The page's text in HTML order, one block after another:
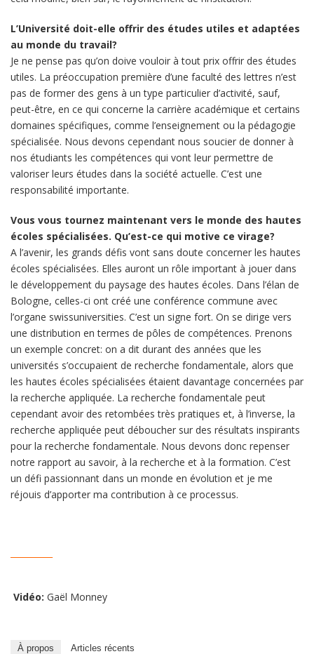
L’Université doit-elle offrir des études utiles et adaptées
au monde du travail?
Je ne pense pas qu’on doive vouloir à tout prix offrir des études
utiles. La préoccupation première d’une faculté des lettres n’est
pas de former des gens à un type particulier d’activité, sauf,
peut-être, en ce qui concerne la carrière académique et certains
domaines spécifiques, comme l’enseignement ou la pédagogie
spécialisée. Nous devons cependant nous soucier de donner à
nos étudiants les compétences qui vont leur permettre de
valoriser leurs études dans la société actuelle. C’est une
responsabilité importante.
Vous vous tournez maintenant vers le monde des hautes
écoles spécialisées. Qu’est-ce qui motive ce virage?
A l’avenir, les grands défis vont sans doute concerner les hautes
écoles spécialisées. Elles auront un rôle important à jouer dans
le développement du paysage des hautes écoles. Dans l’élan de
Bologne, celles-ci ont créé une conférence commune avec
l’organe swissuniversities. C’est un signe fort. On se dirige vers
une distribution en termes de pôles de compétences. Prenons
un exemple concret: on a dit durant des années que les
universités s’occupaient de recherche fondamentale, alors que
les hautes écoles spécialisées étaient davantage concernées par
la recherche appliquée. La recherche fondamentale peut
cependant avoir des retombées très pratiques et, à l’inverse, la
recherche appliquée peut déboucher sur des résultats inspirants
pour la recherche fondamentale. Nous devons donc repenser
notre rapport au savoir, à la recherche et à la formation. C’est
un défi passionnant dans un monde en évolution et je me
réjouis d’apporter ma contribution à ce processus.
Vidéo: Gaël Monney
À propos Articles récents